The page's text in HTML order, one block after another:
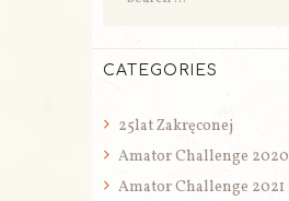
CATEGORIES
25lat Zakręconej
Amator Challenge 2020
Amator Challenge 2021